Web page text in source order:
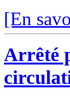
[En
Arrêté